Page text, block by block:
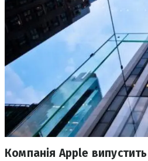
Компанія Apple